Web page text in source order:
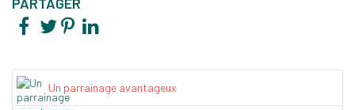
Un parrainage avantageux